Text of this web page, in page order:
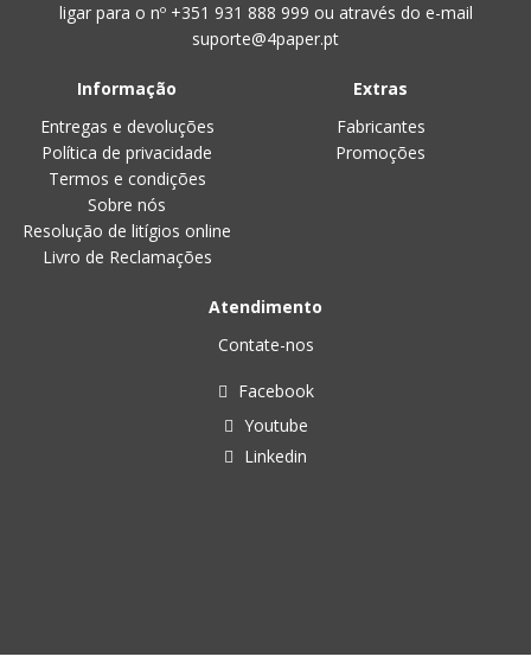
ligar para o nº +351 931 888 999 ou através do e-mail
suporte@4paper.pt
Informação
Entregas e devoluções
Política de privacidade
Termos e condições
Sobre nós
Resolução de litígios online
Livro de Reclamações
Extras
Fabricantes
Promoções
Atendimento
Contate-nos
Facebook
Youtube
Linkedin